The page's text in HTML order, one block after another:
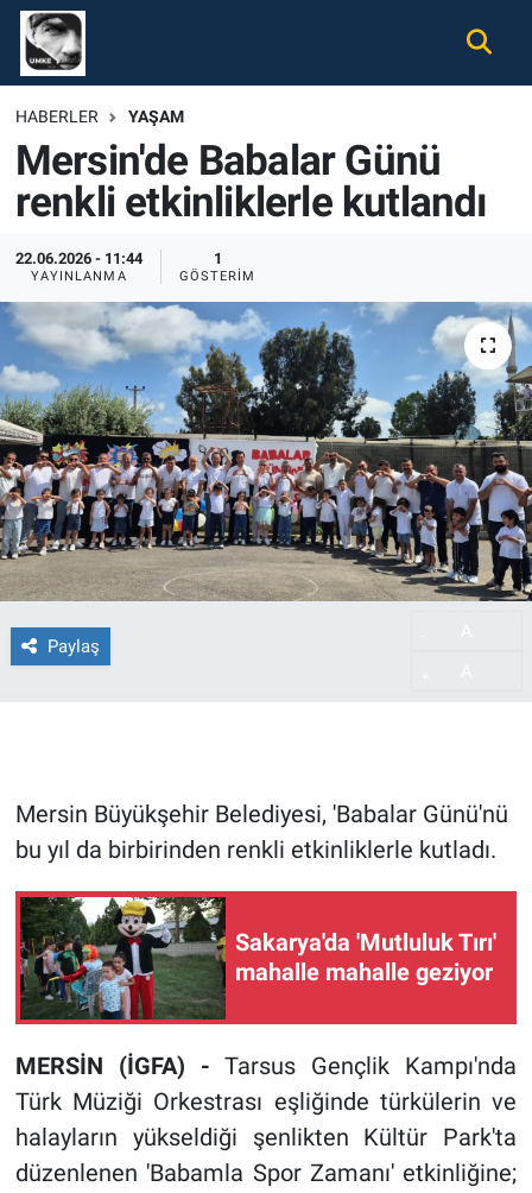
HABERLER YAŞAM
Mersin'de Babalar Günü
renkli etkinliklerle kutlandı
22.06.2026 - 11:44
YAYINLANMA
1
GÖSTERIM
Paylaş
Mersin Büyükşehir Belediyesi, 'Babalar Günü'nü
bu yıl da birbirinden renkli etkinliklerle kutladı.
Sakarya'da 'Mutluluk Tırı'
mahalle mahalle geziyor
MERSİN (İGFA) -Tarsus Gençlik Kampı'nda
Türk Müziği Orkestrası eşliğinde türkülerin ve
halayların yükseldiği şenlikten Kültür Park'ta
düzenlenen 'Babamla Spor Zamanı' etkinliğine;
Gündem
Ekonomi
Spor
Magazin
Tüm Haberler
İletişim
Künye
Nöbetçi Eczaneler
Hava Durumu
Namaz Vakitleri
Trafik Durumu
Süper Lig Puan Durumu ve Fikstür
Tüm Manşetler
Son Dakika Haberleri
Haber Arşivi